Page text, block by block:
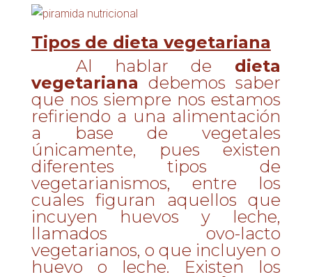
Tipos de dieta vegetariana
Al hablar de dieta
vegetariana debemos saber
que nos siempre nos estamos
refiriendo a una alimentación
a base de vegetales
únicamente, pues existen
diferentes tipos de
vegetarianismos, entre los
cuales figuran aquellos que
incuyen huevos y leche,
llamados ovo-lacto
vegetarianos, o que incluyen o
huevo o leche. Existen los